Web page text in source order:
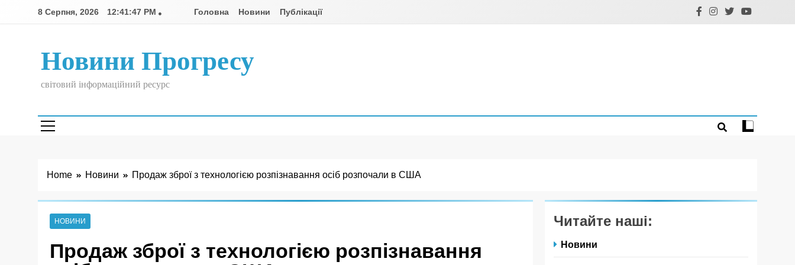
8 Серпня, 2026 12:41:48 PM Головна Новини Публікації
Новини Прогресу
світовий інформаційний ресурс
Home Новини Продаж зброї з технологією розпізнавання осіб розпочали в США
НОВИНИ
Продаж зброї з технологією розпізнавання
Читайте наші:
Новини